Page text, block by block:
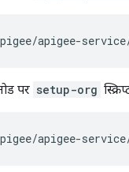
apigee-
पर setup-org
apigee-